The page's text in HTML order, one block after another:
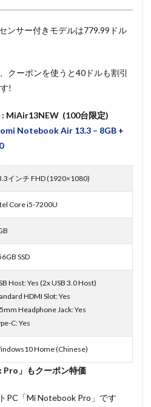
ンサー付きモデルは779.99ドル
クーポンを使うと40ドルも割引
!
: MiAir13NEW (100台限定)
Notebook Air 13.3 – 8GB +
インチ FHD (1920×1080)
Core i5-7200U
SSD
Host: Yes (2x USB 3.0 Host)
HDMI Slot: Yes
Headphone Jack: Yes
C: Yes
Home (Chinese)
」もクーポン特価
PC「Mi Notebook Pro」です